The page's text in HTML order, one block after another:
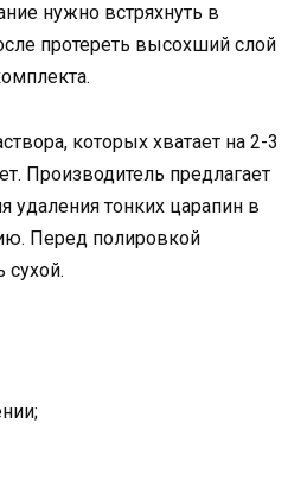
нужно встряхнуть в
протереть высохший слой
которых хватает на 2-3
Производитель предлагает
удаления тонких царапин в
Перед полировкой
сухой.